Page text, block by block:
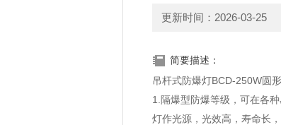
更新时间：2026-03-25
简要描述：
吊杆式防爆灯BCD-250W圆形
1.隔爆型防爆等级，可在各
灯作光源，光效高，寿命长